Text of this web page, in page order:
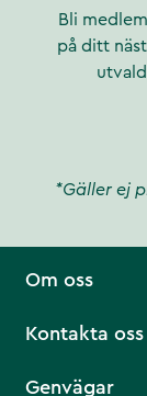
Bli
på ditt
*Gäller ej
Om oss
Kontakta oss
Genvägar